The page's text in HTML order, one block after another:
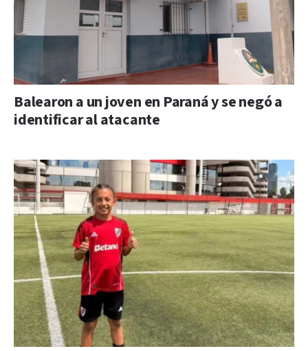
Balearon a un joven en Paraná y se negó a
identificar al atacante